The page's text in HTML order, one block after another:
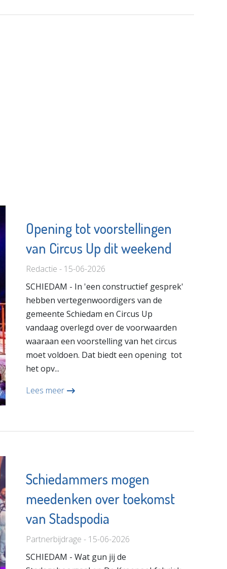
Opening tot voorstellingen
van Circus Up dit weekend
Redactie - 15-06-2026
SCHIEDAM - In 'een constructief gesprek'
hebben vertegenwoordigers van de
gemeente Schiedam en Circus Up
vandaag overlegd over de voorwaarden
waaraan een voorstelling van het circus
moet voldoen. Dat biedt een opening tot
het opv...
Lees meer
Schiedammers mogen
meedenken over toekomst
van Stadspodia
Partnerbijdrage - 15-06-2026
SCHIEDAM - Wat gun jij de